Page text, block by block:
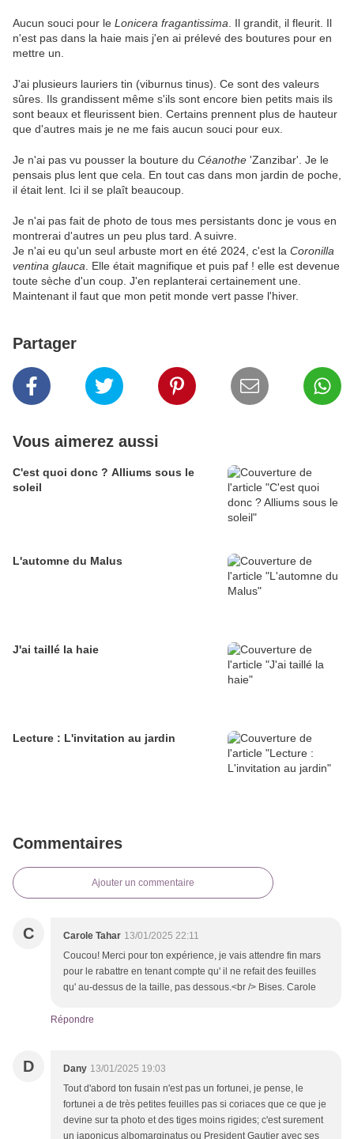
Aucun souci pour le Lonicera fragantissima . Il grandit, il fleurit. Il
n'est pas dans la haie mais j'en ai prélevé des boutures pour en
mettre un.
J'ai plusieurs lauriers tin (viburnus tinus). Ce sont des valeurs
sûres. Ils grandissent même s'ils sont encore bien petits mais ils
sont beaux et fleurissent bien. Certains prennent plus de hauteur
que d'autres mais je ne me fais aucun souci pour eux.
Je n'ai pas vu pousser la bouture du Céanothe 'Zanzibar'. Je le
pensais plus lent que cela. En tout cas dans mon jardin de poche,
il était lent. Ici il se plaît beaucoup.
Je n'ai pas fait de photo de tous mes persistants donc je vous en
montrerai d'autres un peu plus tard. A suivre.
Je n'ai eu qu'un seul arbuste mort en été 2024, c'est la Coronilla
ventina glauca . Elle était magnifique et puis paf ! elle est devenue
toute sèche d'un coup. J'en replanterai certainement une.
Maintenant il faut que mon petit monde vert passe l'hiver.
Partager
Vous aimerez aussi
C'est quoi donc ? Alliums sous le
soleil
L'automne du Malus
J'ai taillé la haie
Lecture : L'invitation au jardin
Commentaires
Ajouter un commentaire
C Carole Tahar 13/01/2025 22:11
Coucou! Merci pour ton expérience, je vais attendre fin mars
pour le rabattre en tenant compte qu' il ne refait des feuilles
qu' au-dessus de la taille, pas dessous.<br /> Bises. Carole
Répondre
D Dany 13/01/2025 19:03
Tout d'abord ton fusain n'est pas un fortunei, je pense, le
fortunei a de très petites feuilles pas si coriaces que ce que je
devine sur ta photo et des tiges moins rigides; c'est surement
un japonicus albomarginatus ou President Gautier avec ses